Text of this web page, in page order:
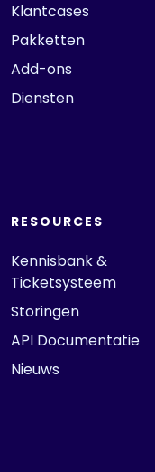
Klantcases
Pakketten
Add-ons
Diensten
RESOURCES
Kennisbank &
Ticketsysteem
Storingen
API Documentatie
Nieuws